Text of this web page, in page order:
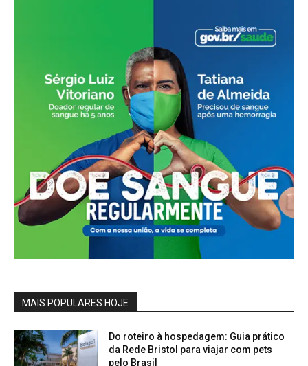
MAIS POPULARES HOJE
Do roteiro à hospedagem: Guia prático
da Rede Bristol para viajar com pets
pelo Brasil